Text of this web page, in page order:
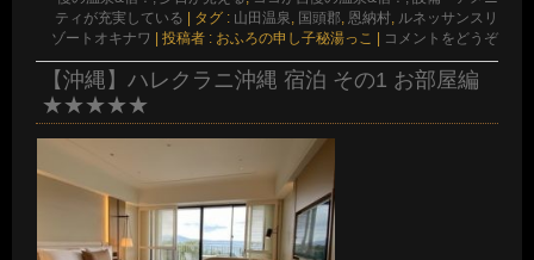
ティが充実している | タグ : 山田温泉, 国頭郡, 恩納村, ルネッサンスリ
ゾートオキナワ | 投稿者 : おふろの申し子秘湯っこ | コメントをどうぞ
【沖縄】ハレクラニ沖縄 宿泊 その1 お部屋編
★★★★★